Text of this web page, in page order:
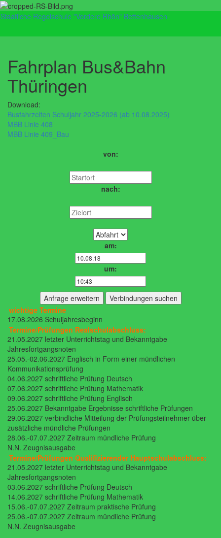
Staatliche Regelschule "Vordere Rhön" Bettenhausen
Fahrplan Bus&Bahn
Thüringen
Download:
Busfahrzeiten Schuljahr 2025-2026 (ab 10.08.2025)
MBB Linie 408
MBB Linie 409_Bau
von:
nach:
am:
um:
wichtige Termine
17.08.2026 Schuljahresbeginn
Termine/Prüfungen Realschulabschluss:
21.05.2027 letzter Unterrichtstag und Bekanntgabe
Jahresfortgangsnoten
25.05.-02.06.2027 Englisch in Form einer mündlichen
Kommunikationsprüfung
04.06.2027 schriftliche Prüfung Deutsch
07.06.2027 schriftliche Prüfung Mathematik
09.06.2027 schriftliche Prüfung Englisch
25.06.2027 Bekanntgabe Ergebnisse schriftliche Prüfungen
29.06.2027 verbindliche Mitteilung der Prüfungsteilnehmer über
zusätzliche mündliche Prüfungen
28.06.-07.07.2027 Zeitraum mündliche Prüfung
N.N. Zeugnisausgabe
Termine/Prüfungen Qualifizierender Hauptschulabschluss:
21.05.2027 letzter Unterrichtstag und Bekanntgabe
Jahresfortgangsnoten
03.06.2027 schriftliche Prüfung Deutsch
14.06.2027 schriftliche Prüfung Mathematik
15.06.-07.07.2027 Zeitraum praktische Prüfung
25.06.-07.07.2027 Zeitraum mündliche Prüfung
N.N. Zeugnisausgabe